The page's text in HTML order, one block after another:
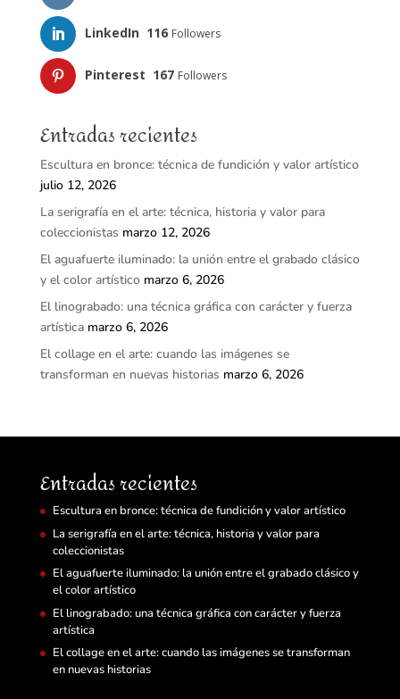
LinkedIn 116 Followers
Pinterest 167 Followers
Entradas recientes
Escultura en bronce: técnica de fundición y valor artístico
julio 12, 2026
La serigrafía en el arte: técnica, historia y valor para
coleccionistas marzo 12, 2026
El aguafuerte iluminado: la unión entre el grabado clásico
y el color artístico marzo 6, 2026
El linograbado: una técnica gráfica con carácter y fuerza
artística marzo 6, 2026
El collage en el arte: cuando las imágenes se
transforman en nuevas historias marzo 6, 2026
Entradas recientes
Escultura en bronce: técnica de fundición y valor artístico
La serigrafía en el arte: técnica, historia y valor para
coleccionistas
El aguafuerte iluminado: la unión entre el grabado clásico y
el color artístico
El linograbado: una técnica gráfica con carácter y fuerza
artística
El collage en el arte: cuando las imágenes se transforman
en nuevas historias